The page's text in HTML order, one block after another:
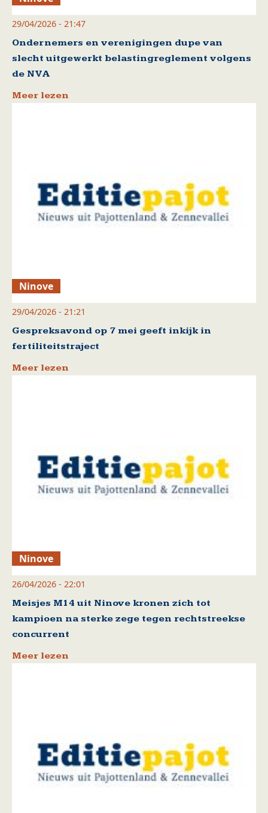
29/04/2026 - 21:47
Ondernemers en verenigingen dupe van
slecht uitgewerkt belastingreglement volgens
de NVA
Meer lezen
Ninove
29/04/2026 - 21:21
Gespreksavond op 7 mei geeft inkijk in
fertiliteitstraject
Meer lezen
Ninove
26/04/2026 - 22:01
Meisjes M14 uit Ninove kronen zich tot
kampioen na sterke zege tegen rechtstreekse
concurrent
Meer lezen